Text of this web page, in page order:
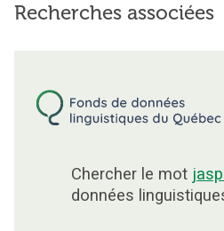
Recherches associées
Chercher le mot
données